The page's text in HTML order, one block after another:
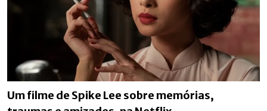
Um filme de Spike Lee sobre memórias,